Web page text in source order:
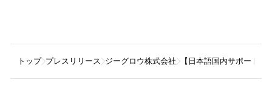
トップ プレスリリース ジーグロウ株式会社 【日本語国内サポート